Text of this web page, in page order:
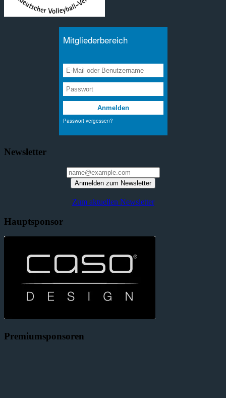
Newsletter
Anmelden zum Newsletter
Zum aktuellen Newsletter
Hauptsponsor
Premiumsponsoren